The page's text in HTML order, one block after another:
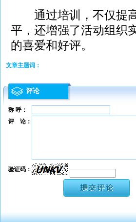
通过培训，不仅提高
平，还增强了活动组织
的喜爱和好评。
文章主题词：
评论
称 呼：
评 论：
验证码：